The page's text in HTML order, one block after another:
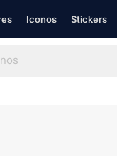
Iconos Stickers